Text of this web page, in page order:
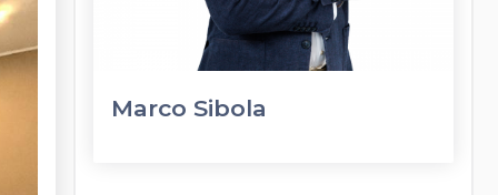
Marco Sibola